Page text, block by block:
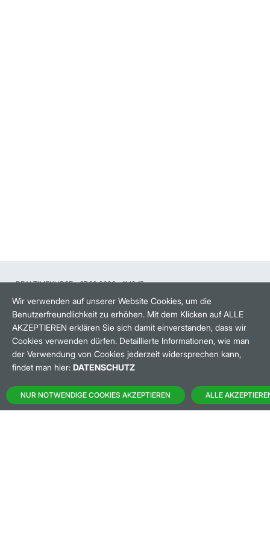
BANKEINSTELLUNGEN
HÄUFIG GESUCHT:
M:ACCESS
REALTIMEKURSE 07.08.2026 11:16:15
HANDELSZEIT
MO-FR: 8-22 UHR
Wir verwenden auf unserer Website Cookies, um die
Benutzerfreundlichkeit zu erhöhen. Mit dem Klicken auf ALLE
AKZEPTIEREN erklären Sie sich damit einverstanden, dass wir
Cookies verwenden dürfen. Detaillierte Informationen, wie man
der Verwendung von Cookies jederzeit widersprechen kann,
findet man hier: DATENSCHUTZ
NUR NOTWENDIGE COOKIES AKZEPTIEREN ALLE